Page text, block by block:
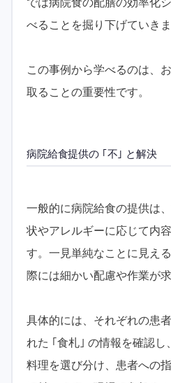
べることを掘り下げていきま
この事例から学べるのは、
取ることの重要性です。
病院給食提供の ｢不｣ と解決
一般的に病院給食の提供は
状やアレルギーに応じて内
す。一見単純なことに見え
際には細かい配慮や作業が求
具体的には、それぞれの患
れた ｢食札｣ の情報を確認
料理を選び分け、患者への